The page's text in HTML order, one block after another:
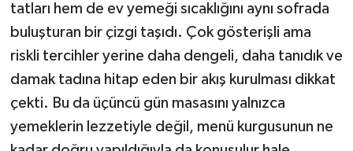
tatları hem de ev yemeği sıcaklığını aynı sofrada
buluşturan bir çizgi taşıdı. Çok gösterişli ama
riskli tercihler yerine daha dengeli, daha tanıdık ve
damak tadına hitap eden bir akış kurulması dikkat
çekti. Bu da üçüncü gün masasını yalnızca
yemeklerin lezzetiyle değil, menü kurgusunun ne
Karadeniz Haberleri
Ulusal Haberler
Teknoloji Haberleri
Siyaset Haberleri